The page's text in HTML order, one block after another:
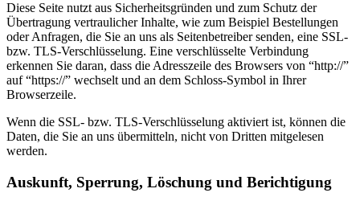
Diese Seite nutzt aus Sicherheitsgründen und zum Schutz der
Übertragung vertraulicher Inhalte, wie zum Beispiel Bestellungen
oder Anfragen, die Sie an uns als Seitenbetreiber senden, eine SSL-
bzw. TLS-Verschlüsselung. Eine verschlüsselte Verbindung
erkennen Sie daran, dass die Adresszeile des Browsers von “http://”
auf “https://” wechselt und an dem Schloss-Symbol in Ihrer
Browserzeile.
Wenn die SSL- bzw. TLS-Verschlüsselung aktiviert ist, können die
Daten, die Sie an uns übermitteln, nicht von Dritten mitgelesen
werden.
Auskunft, Sperrung, Löschung und Berichtigung